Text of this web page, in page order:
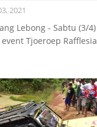
2021
Lebong - Sabtu (3/
Tjoeroep